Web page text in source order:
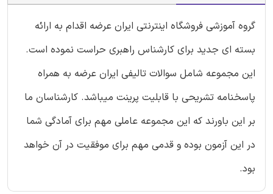
گروه آموزشی فروشگاه اینترنتی ایران عرضه اقدام به ارائه
بسته ای جدید برای کارشناس راهبری حراست نموده است.
این مجموعه شامل سوالات تالیفی ایران عرضه به همراه
پاسخنامه تشریحی با قابلیت پرینت میباشد. کارشناسان ما
بر این باورند که این مجموعه عاملی مهم برای آمادگی شما
در این آزمون بوده و قدمی مهم برای موفقیت در آن خواهد
بود.